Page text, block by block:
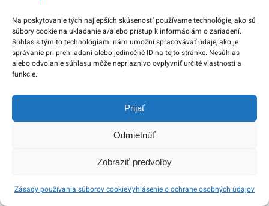
Na poskytovanie tých najlepších skúseností používame technológie, ako sú
súbory cookie na ukladanie a/alebo prístup k informáciám o zariadení.
Súhlas s týmito technológiami nám umožní spracovávať údaje, ako je
správanie pri prehliadaní alebo jedinečné ID na tejto stránke. Nesúhlas
alebo odvolanie súhlasu môže nepriaznivo ovplyvniť určité vlastnosti a
funkcie.
Prijať
Odmietnúť
Zobraziť predvoľby
Zásady používania súborov cookieVyhlásenie o ochrane osobných údajov
22. apríla 2026